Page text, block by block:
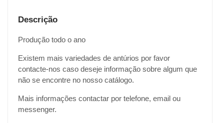
Descrição
Produção todo o ano
Existem mais variedades de antúrios por favor
contacte-nos caso deseje informação sobre algum que
não se encontre no nosso catálogo.
Mais informações contactar por telefone, email ou
messenger.